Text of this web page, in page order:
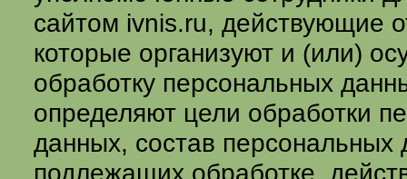
сайтом ivnis.ru, действующие
которые организуют и (или)
обработку персональных
определяют цели обработки
данных, состав персональных
подлежащих обработке,